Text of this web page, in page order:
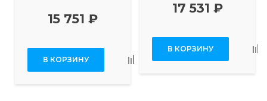
15 751 ₽
В КОРЗИНУ
17 531 ₽
В КОРЗИНУ